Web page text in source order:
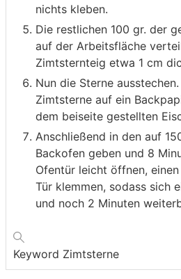
nichts kleben.
Die restlichen 100 gr. der
auf der Arbeitsfläche
Zimtsternteig etwa 1 cm
Nun die Sterne
Zimtsterne auf ein
dem beiseite gestellten
Anschließend in den auf
Backofen geben und 8
Ofentür leicht öffnen,
Tür klemmen, sodass sich
und noch 2 Minuten
Keyword Zimtsterne